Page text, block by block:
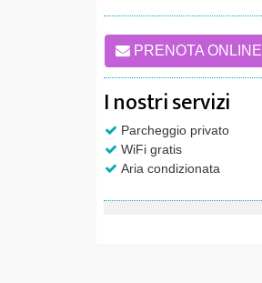
PRENOTA ONLINE
I nostri servizi
Parcheggio privato
WiFi gratis
Aria condizionata